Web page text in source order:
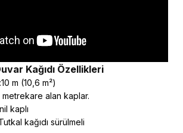
Kağıdı Özellikleri
m (10,6 m²)
metrekare alan kaplar.
kaplı
kağıdı sürülmeli